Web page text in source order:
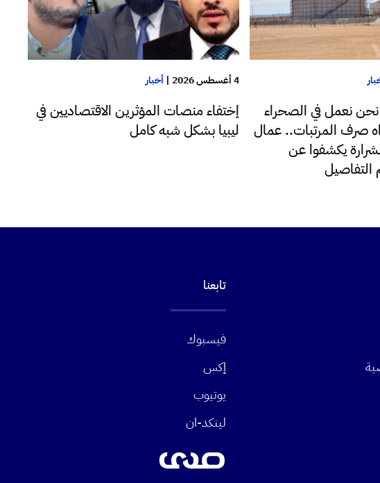
نحن نعمل في الصحراء
صرف المرتبات.. عمال
يكشفوا عن
التفاصيل
4 أغسطس 2026 |أخبار
إختفاء منصات المؤثرين الاقتصاديين في
ليبيا بشكل شبه كامل
تابعنا
فيسبوك
إكس
يوتيوب
لينكد-ان